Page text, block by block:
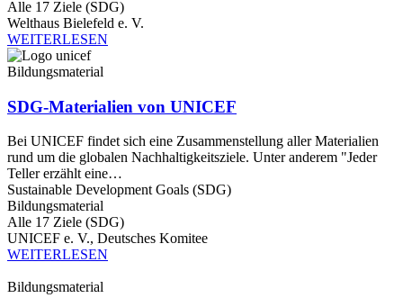
Alle 17 Ziele (SDG)
Welthaus Bielefeld e. V.
WEITERLESEN
Bildungsmaterial
SDG-Materialien von UNICEF
Bei UNICEF findet sich eine Zusammenstellung aller Materialien
rund um die globalen Nachhaltigkeitsziele. Unter anderem "Jeder
Teller erzählt eine…
Sustainable Development Goals (SDG)
Bildungsmaterial
Alle 17 Ziele (SDG)
UNICEF e. V., Deutsches Komitee
WEITERLESEN
Bildungsmaterial